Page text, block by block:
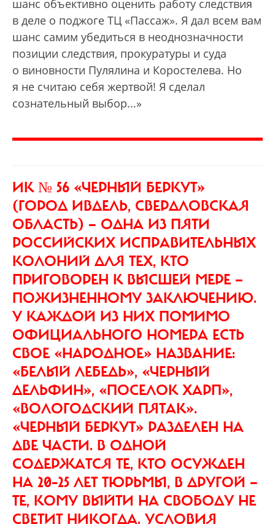
шанс объективно оценить работу следствия
в деле о поджоге ТЦ «Пассаж». Я дал всем вам
шанс самим убедиться в неоднозначности
позиции следствия, прокуратуры и суда
о виновности Пулялина и Коростелева. Но
я не считаю себя жертвой! Я сделал
сознательный выбор...»
ИК № 56 «ЧЕРНЫЙ БЕРКУТ»
(ГОРОД ИВДЕЛЬ, СВЕРДЛОВСКАЯ
ОБЛАСТЬ) — ОДНА ИЗ ПЯТИ
РОССИЙСКИХ ИСПРАВИТЕЛЬНЫХ
КОЛОНИЙ ДЛЯ ТЕХ, КТО
ПРИГОВОРЕН К ВЫСШЕЙ МЕРЕ —
ПОЖИЗНЕННОМУ ЗАКЛЮЧЕНИЮ.
У КАЖДОЙ ИЗ НИХ ПОМИМО
ОФИЦИАЛЬНОГО НОМЕРА ЕСТЬ
СВОЕ «НАРОДНОЕ» НАЗВАНИЕ:
«БЕЛЫЙ ЛЕБЕДЬ», «ЧЕРНЫЙ
ДЕЛЬФИН», «ПОСЕЛОК ХАРП»,
«ВОЛОГОДСКИЙ ПЯТАК».
«ЧЕРНЫЙ БЕРКУТ» РАЗДЕЛЕН НА
ДВЕ ЧАСТИ. В ОДНОЙ
СОДЕРЖАТСЯ ТЕ, КТО ОСУЖДЕН
НА 20–25 ЛЕТ ТЮРЬМЫ, В ДРУГОЙ —
ТЕ, КОМУ ВЫЙТИ НА СВОБОДУ НЕ
СВЕТИТ НИКОГДА. УСЛОВИЯ